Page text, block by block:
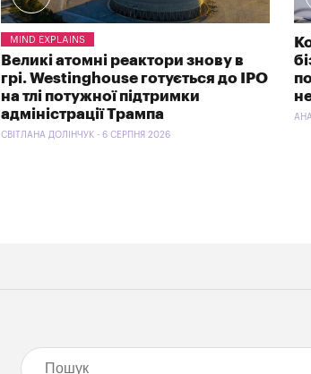
MIND EXPLAINS
Великі атомні реактори знову в
грі. Westinghouse готується до IPO
на тлі потужної підтримки
адміністрації Трампа
СВІТЛАНА ДОЛІНЧУК - 6 СЕРПНЯ 2026